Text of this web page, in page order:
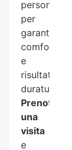
per
garantire
comfort
e
risultati
duraturi.
Prenota
una
visita
e